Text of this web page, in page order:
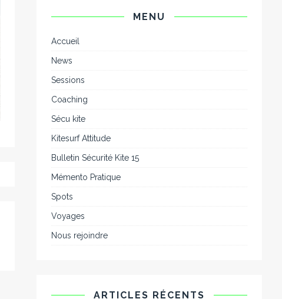
MENU
Accueil
News
Sessions
Coaching
Sécu kite
Kitesurf Attitude
Bulletin Sécurité Kite 15
Mémento Pratique
Spots
Voyages
Nous rejoindre
ARTICLES RÉCENTS